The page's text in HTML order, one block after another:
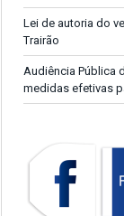
Lei de autoria do
Trairão
Audiência Pública
medidas efetivas